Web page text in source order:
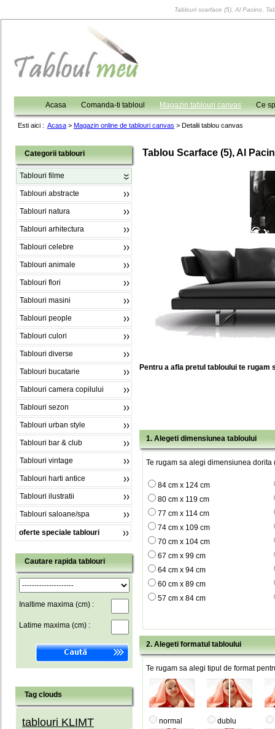
Tablouri scarface (5), Al Pacino,
Acasa Comanda-ti tabloul Magazin tablouri canvas Ce
Esti aici : Acasa > Magazin online de tablouri canvas > Detalii tablou canvas
Categorii tablouri
Tablouri filme
Tablouri abstracte
Tablouri natura
Tablouri arhitectura
Tablouri celebre
Tablouri animale
Tablouri flori
Tablouri masini
Tablouri people
Tablouri culori
Tablouri diverse
Tablouri bucatarie
Tablouri camera copilului
Tablouri sezon
Tablouri urban style
Tablouri bar & club
Tablouri vintage
Tablouri harti antice
Tablouri ilustratii
Tablouri saloane/spa
oferte speciale tablouri
Cautare rapida tablouri
Inaltime maxima (cm) :
Latime maxima (cm) :
Tag clouds
tablouri KLIMT
Tablou Scarface (5), Al
Pentru a afla pretul tabloului te rugam
1. Alegeti dimensiunea tabloului
Te rugam sa alegi dimensiunea dorita
84 cm x 124 cm
80 cm x 119 cm
77 cm x 114 cm
74 cm x 109 cm
70 cm x 104 cm
67 cm x 99 cm
64 cm x 94 cm
60 cm x 89 cm
57 cm x 84 cm
2. Alegeti formatul tabloului
Te rugam sa alegi tipul de format
normal dublu